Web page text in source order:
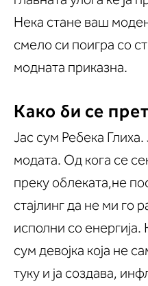
Нека стане ваш
смело си поигра со
модната приказна.
Како би се
Јас сум Ребека
модата. Од кога се
преку облеката,не
стајлинг да не ми го
исполни со
сум девојка која не
туку и ја создава,